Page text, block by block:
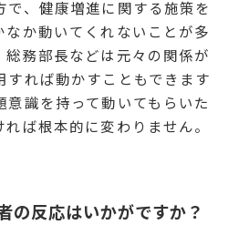
で、健康増進に関する施策を
なか動いてくれないことが多
総務部長などは元々の関係が
すれば動かすこともできます
意識を持って動いてもらいた
ば根本的に変わりません。
の反応はいかがですか？